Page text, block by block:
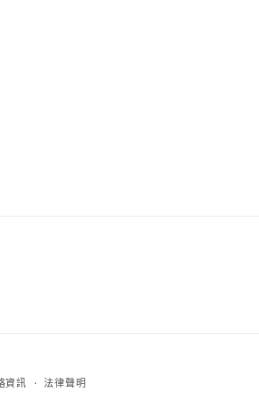
資訊 法律聲明